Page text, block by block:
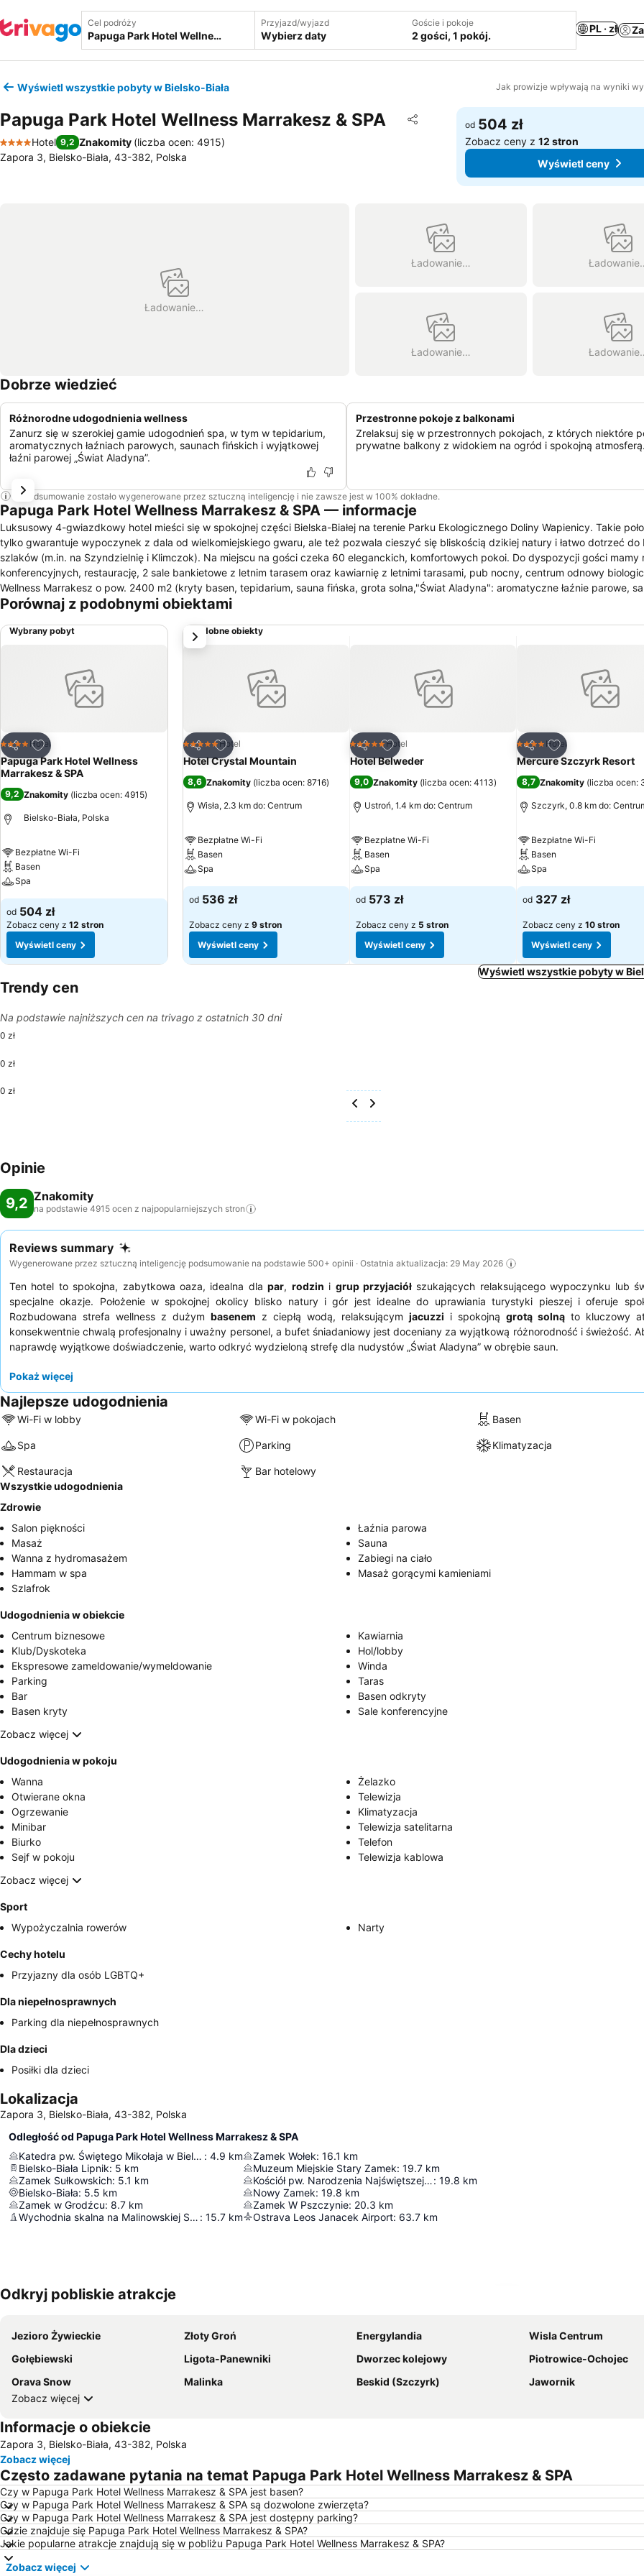
Cel podróży Przyjazd/wyjazd
Wybierz daty
Goście i pokoje
2 gości, 1 pokój.
PL · zł
Wyświetl wszystkie pobyty w Bielsko-Biała Jak prowizje wpływają na wyniki
Papuga Park Hotel Wellness Marrakesz & SPA Udostępnij
Dodaj do ulubionych
4 Kategoria
Hotel 9,2 Znakomity (liczba ocen: 4915)
Zapora 3, Bielsko-Biała, 43-382, Polska
od 504 zł
Zobacz ceny z12 stron
Wyświetl ceny
Ładowanie…
Ładowanie…
Ładowanie…
Dobrze wiedzieć
Różnorodne udogodnienia wellness
Zanurz się w szerokiej gamie udogodnień spa, w tym w tepidarium,
aromatycznych łaźniach parowych, saunach fińskich i wyjątkowej
łaźni parowej „Świat Aladyna”.
Przestronne pokoje z balkonami
Zrelaksuj się w przestronnych pokojach, z których niektóre
prywatne balkony z widokiem na ogród i spokojną atmosferą.
To podsumowanie zostało wygenerowane przez sztuczną inteligencję i nie zawsze jest w 100% dokładne.
Papuga Park Hotel Wellness Marrakesz & SPA — informacje
Luksusowy 4-gwiazdkowy hotel mieści się w spokojnej części Bielska-Białej na terenie Parku Ekologicznego Doliny Wapienicy. Takie
tylko gwarantuje wypoczynek z dala od wielkomiejskiego gwaru, ale też pozwala cieszyć się bliskością dzikiej natury i łatwo dotrzeć
szlaków (m.in. na Szyndzielnię i Klimczok). Na miejscu na gości czeka 60 eleganckich, komfortowych pokoi. Do dyspozycji gości mamy
konferencyjnych, restaurację, 2 sale bankietowe z letnim tarasem oraz kawiarnię z letnimi tarasami, pub nocny, centrum odnowy
Wellness Marrakesz o pow. 2400 m2 (kryty basen, tepidarium, sauna fińska, grota solna,"Świat Aladyna": aromatyczne łaźnie parowe,
"Oaza spokoju" - pomieszczenie do wypoczynku i relaksacji, gabinety zabiegowe min. Ayurveda, kąpiele Kleopatry, kosmetyka twarzy i
tam iście po królewsku.Bogata oferta gastronomiczna hotelu bynajmniej nie pozostaje w tyle za relaksacyjną.
Porównaj z podobnymi obiektami
Wybrany pobyt
Udostępnij
Dodaj do ulubionych
4 Kategoria
Hotel
Papuga Park Hotel Wellness
Marrakesz & SPA
9,2 Znakomity (liczba ocen: 4915)
Bielsko-Biała, Polska
Bezpłatne Wi-Fi
Basen
Spa
od 504 zł
Zobacz ceny z 12 stron
Wyświetl ceny
Podobne obiekty
Udostępnij
Dodaj do ulubionych
5 KategoriaHotel
Hotel Crystal Mountain
8,6 Znakomity (liczba ocen: 8716)
Wisła, 2.3 km do: Centrum
Bezpłatne Wi-Fi
Basen
Spa
od 536 zł
Zobacz ceny z 9 stron
Wyświetl ceny
Udostępnij
Dodaj do ulubionych
5 KategoriaHotel
Hotel Belweder
9,0 Znakomity (liczba ocen: 4113)
Ustroń, 1.4 km do: Centrum
Bezpłatne Wi-Fi
Basen
Spa
od 573 zł
Zobacz ceny z 5 stron
Wyświetl ceny
Udostępnij
Dodaj do
4 Kategoria
Hotel
Mercure Szczyrk Resort
8,7 Znakomity (liczba ocen:
Szczyrk, 0.8 km do:
Bezpłatne Wi-Fi
Basen
Spa
od 327 zł
Zobacz ceny z 10 stron
Wyświetl ceny
Następny
Wyświetl wszystkie pobyty w
Trendy cen
Na podstawie najniższych cen na trivago z ostatnich 30 dni
0 zł
0 zł
0 zł
Opinie
9,2 Znakomity
na podstawie 4915 ocen z najpopularniejszych stron
Reviews summary
Wygenerowane przez sztuczną inteligencję podsumowanie na podstawie 500+ opinii · Ostatnia aktualizacja: 29 May 2026
Ten hotel to spokojna, zabytkowa oaza, idealna dlapar, rodzin i grup przyjaciółszukających relaksującego wypoczynku lub
specjalne okazje. Położenie w spokojnej okolicy blisko natury i gór jest idealne do uprawiania turystyki pieszej i oferuje
Rozbudowana strefa wellness z dużym basenem z ciepłą wodą, relaksującym jacuzzi i spokojną grotą solną to kluczowy
konsekwentnie chwalą profesjonalny i uważny personel, a bufet śniadaniowy jest doceniany za wyjątkową różnorodność i świeżość.
naprawdę wyjątkowe doświadczenie, warto odkryć wydzieloną strefę dla nudystów „Świat Aladyna” w obrębie saun.
Pokaż więcej
Najlepsze udogodnienia
Wi-Fi w lobby Wi-Fi w pokojach Basen
Spa Parking Klimatyzacja
Restauracja
Bar hotelowy
Wszystkie udogodnienia
Zdrowie
Salon piękności
Łaźnia parowa
Masaż
Sauna
Wanna z hydromasażem
Zabiegi na ciało
Hammam w spa
Masaż gorącymi kamieniami
Szlafrok
Udogodnienia w obiekcie
Centrum biznesowe
Kawiarnia
Klub/Dyskoteka
Hol/lobby
Ekspresowe zameldowanie/wymeldowanie
Winda
Parking
Taras
Bar
Basen odkryty
Basen kryty
Sale konferencyjne
Zobacz więcej
Udogodnienia w pokoju
Wanna
Żelazko
Otwierane okna
Telewizja
Ogrzewanie
Klimatyzacja
Minibar
Telewizja satelitarna
Biurko
Telefon
Sejf w pokoju
Telewizja kablowa
Zobacz więcej
Sport
Wypożyczalnia rowerów
Narty
Cechy hotelu
Przyjazny dla osób LGBTQ+
Dla niepełnosprawnych
Parking dla niepełnosprawnych
Dla dzieci
Posiłki dla dzieci
Lokalizacja
Zapora 3, Bielsko-Biała, 43-382, Polska
Odległość od Papuga Park Hotel Wellness Marrakesz & SPA
Katedra pw. Świętego Mikołaja w Bielsku-Białej : 4.9 km
Bielsko-Biała Lipnik: 5 km
Zamek Sułkowskich: 5.1 km
Bielsko-Biała: 5.5 km
Zamek w Grodźcu: 8.7 km
Wychodnia skalna na Malinowskiej Skale : 15.7 km
Zamek Wołek: 16.1 km
Muzeum Miejskie Stary Zamek: 19.7 km
Kościół pw. Narodzenia Najświętszej Maryi Panny: 19.8 km
Nowy Zamek: 19.8 km
Zamek W Pszczynie: 20.3 km
Ostrava Leos Janacek Airport: 63.7 km
Odkryj pobliskie atrakcje
Jezioro Żywieckie Złoty Groń Energylandia
Wisla Centrum
Gołębiewski
Ligota-Panewniki Dworzec kolejowy
Piotrowice-Ochojec
Orava Snow
Malinka Beskid (Szczyrk)
Jawornik
Zobacz więcej
Informacje o obiekcie
Zapora 3, Bielsko-Biała, 43-382, Polska
Zobacz więcej
Często zadawane pytania na temat Papuga Park Hotel Wellness Marrakesz & SPA
Czy w Papuga Park Hotel Wellness Marrakesz & SPA jest basen?
Czy w Papuga Park Hotel Wellness Marrakesz & SPA są dozwolone zwierzęta?
Czy w Papuga Park Hotel Wellness Marrakesz & SPA jest dostępny parking?
Gdzie znajduje się Papuga Park Hotel Wellness Marrakesz & SPA?
Jakie popularne atrakcje znajdują się w pobliżu Papuga Park Hotel Wellness Marrakesz & SPA?
Zobacz więcej